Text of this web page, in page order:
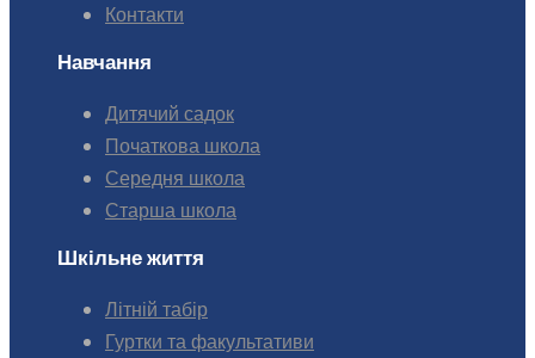
Контакти
Навчання
Дитячий садок
Початкова школа
Середня школа
Старша школа
Шкільне життя
Літній табір
Гуртки та факультативи